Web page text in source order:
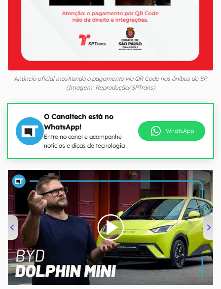
Anúncio oficial mostrando o pagamento via QR Code nos ônibus de SP.
(Imagem: Reprodução/SPTrans)
O Canaltech está no
WhatsApp!
Entre no canal e acompanhe
notícias e dicas de tecnologia
WhatsApp
00:00/04:07